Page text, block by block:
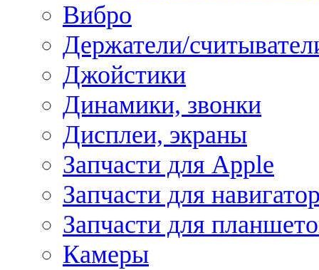
Вибро
Держатели/
Джойстики
Динамики, звонки
Дисплеи, экраны
Запчасти для Apple
Запчасти для
Запчасти для
Камеры